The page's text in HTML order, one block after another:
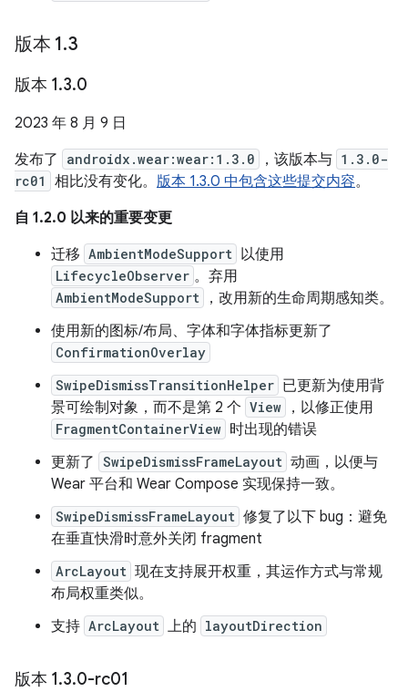
版本 1.3
版本 1.3.0
2023 年 8 月 9 日
发布了
androidx.wear:wear:1.3.0 ，该版本与 1.3.0-
rc01
相比没有变化。 版本 1.3.0 中包含这些提交内容。
自 1.2.0 以来的重要变更
迁移 AmbientModeSupport 以使用
LifecycleObserver 。弃用
AmbientModeSupport
，改用新的生命周期感知类。
使用新的图标/布局、字体和字体指标更新了
ConfirmationOverlay
SwipeDismissTransitionHelper 已更新为使用背
景可绘制对象，而不是第 2 个 View ，以修正使用
FragmentContainerView 时出现的错误
更新了 SwipeDismissFrameLayout 动画，以便与
Wear 平台和 Wear Compose 实现保持一致。
SwipeDismissFrameLayout 修复了以下 bug：避免
在垂直快滑时意外关闭 fragment
ArcLayout 现在支持展开权重，其运作方式与常规
布局权重类似。
支持 ArcLayout 上的 layoutDirection
版本 1.3.0-rc01